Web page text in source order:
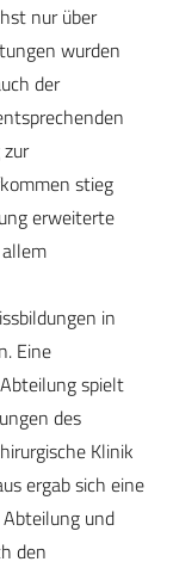
nur über
wurden
der
stieg
erweiterte
in
Eine
spielt
des
Klinik
ergab sich eine
und
den